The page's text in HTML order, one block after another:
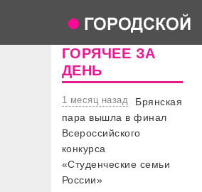
ГОРЯЧЕЕ ЗА
ДЕНЬ
1 месяц назад
Брянская
пара вышла в финал
Всероссийского
конкурса
«Студенческие семьи
России»